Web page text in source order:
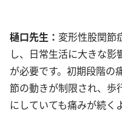
樋口先生： 変形性股関節
し、日常生活に大きな
が必要です。初期段階の
節の動きが制限され、歩
にしていても痛みが続く